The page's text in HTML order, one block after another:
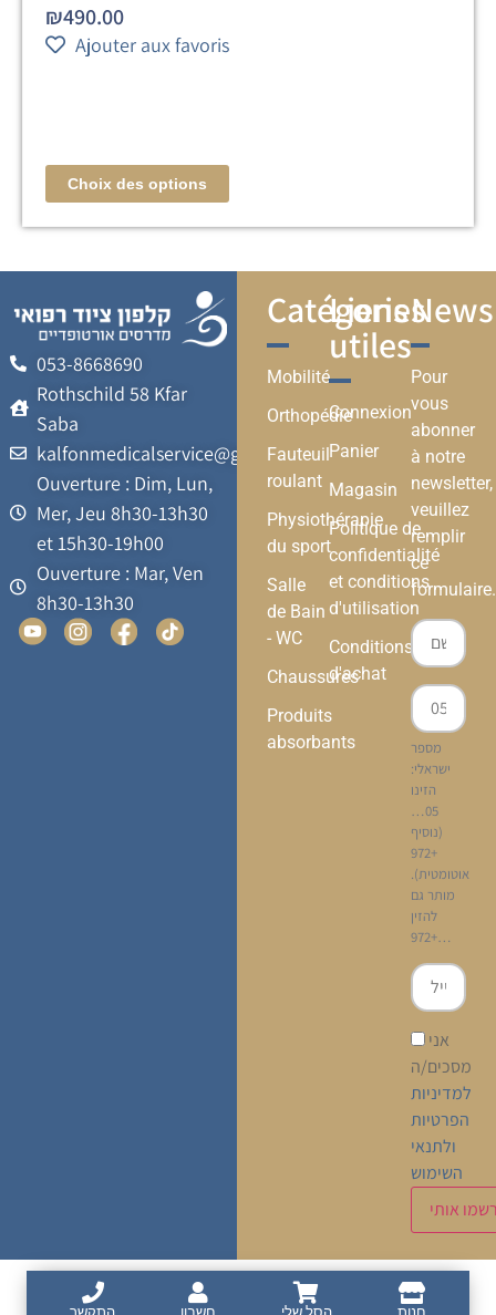
₪490.00
Ajouter aux favoris
Choix des options
053-8668690
Rothschild 58 Kfar
Saba
kalfonmedicalservice@gmail.com
Ouverture : Dim, Lun,
Mer, Jeu 8h30-13h30
et 15h30-19h00
Ouverture : Mar, Ven
8h30-13h30
Catégories
Mobilité
Orthopédie
Fauteuil
roulant
Physiothérapie
du sport
Salle
de Bain
- WC
Chaussures
Produits
absorbants
Liens
utiles
Connexion
Panier
Magasin
Politique de
confidentialité
et conditions
d'utilisation
Conditions
d'achat
Pour
vous
abonner
à notre
newsletter,
veuillez
remplir
ce
formulaire.
מספר
ישראלי:
הזינו
05…
(נוסיף
+972
אוטומטית).
מותר גם
להזין
+972…
אני
מסכים/ה
למדיניות
הפרטיות
ולתנאי
השימוש
Français עברית(Hébreu